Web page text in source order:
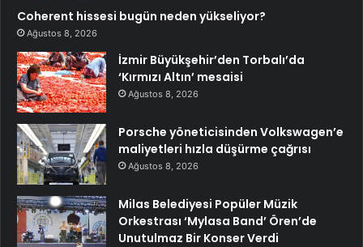
Coherent hissesi bugün neden yükseliyor?
Ağustos 8, 2026
İzmir Büyükşehir’den Torbalı’da
‘Kırmızı Altın’ mesaisi
Ağustos 8, 2026
Porsche yöneticisinden Volkswagen’e
maliyetleri hızla düşürme çağrısı
Ağustos 8, 2026
Milas Belediyesi Popüler Müzik
Orkestrası ‘Mylasa Band’ Ören’de
Unutulmaz Bir Konser Verdi